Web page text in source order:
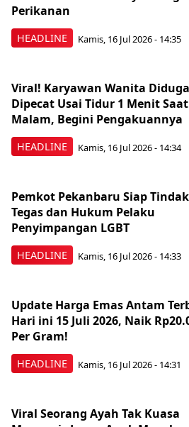
HEADLINE
Perikanan
Kamis, 16 Jul 2026 - 14:35
HEADLINE
Viral! Karyawan Wanita Diduga
Dipecat Usai Tidur 1 Menit
Malam, Begini Pengakuannya
Kamis, 16 Jul 2026 - 14:34
HEADLINE
Pemkot Pekanbaru Siap Tindak
Tegas dan Hukum Pelaku
Penyimpangan LGBT
Kamis, 16 Jul 2026 - 14:33
HEADLINE
Update Harga Emas Antam
Hari ini 15 Juli 2026, Naik
Per Gram!
Kamis, 16 Jul 2026 - 14:31
Viral Seorang Ayah Tak Kuasa